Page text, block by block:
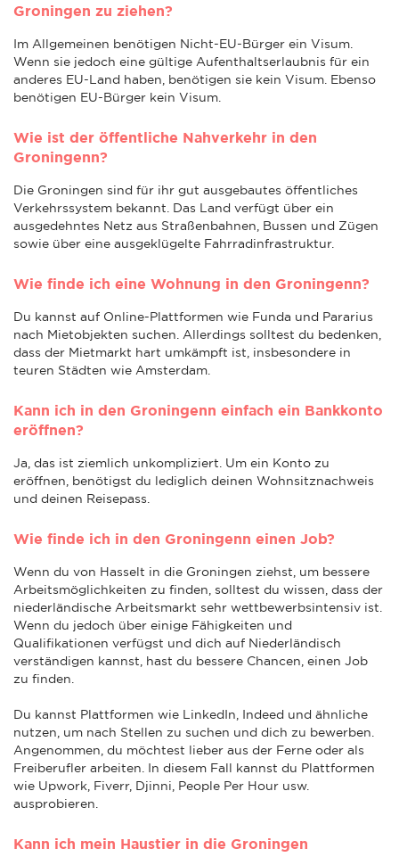
Groningen zu ziehen?
Im Allgemeinen benötigen Nicht-EU-Bürger ein Visum.
Wenn sie jedoch eine gültige Aufenthaltserlaubnis für ein
anderes EU-Land haben, benötigen sie kein Visum. Ebenso
benötigen EU-Bürger kein Visum.
Wie ist der öffentliche Nahverkehr in den
Groningenn?
Die Groningen sind für ihr gut ausgebautes öffentliches
Verkehrssystem bekannt. Das Land verfügt über ein
ausgedehntes Netz aus Straßenbahnen, Bussen und Zügen
sowie über eine ausgeklügelte Fahrradinfrastruktur.
Wie finde ich eine Wohnung in den Groningenn?
Du kannst auf Online-Plattformen wie Funda und Pararius
nach Mietobjekten suchen. Allerdings solltest du bedenken,
dass der Mietmarkt hart umkämpft ist, insbesondere in
teuren Städten wie Amsterdam.
Kann ich in den Groningenn einfach ein Bankkonto
eröffnen?
Ja, das ist ziemlich unkompliziert. Um ein Konto zu
eröffnen, benötigst du lediglich deinen Wohnsitznachweis
und deinen Reisepass.
Wie finde ich in den Groningenn einen Job?
Wenn du von Hasselt in die Groningen ziehst, um bessere
Arbeitsmöglichkeiten zu finden, solltest du wissen, dass der
niederländische Arbeitsmarkt sehr wettbewerbsintensiv ist.
Wenn du jedoch über einige Fähigkeiten und
Qualifikationen verfügst und dich auf Niederländisch
verständigen kannst, hast du bessere Chancen, einen Job
zu finden.
Du kannst Plattformen wie LinkedIn, Indeed und ähnliche
nutzen, um nach Stellen zu suchen und dich zu bewerben.
Angenommen, du möchtest lieber aus der Ferne oder als
Freiberufler arbeiten. In diesem Fall kannst du Plattformen
wie Upwork, Fiverr, Djinni, People Per Hour usw.
ausprobieren.
Kann ich mein Haustier in die Groningen